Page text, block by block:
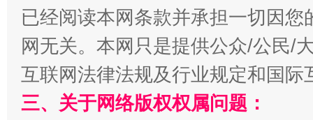
漫山遍野的桃花与雪山、麦地、白藏房 除
已经阅读本网条款并承担一切因
网无关。本网只是提供公众/公民/
互联网法律法规及行业规定和国
三、关于网络版权权属问题：